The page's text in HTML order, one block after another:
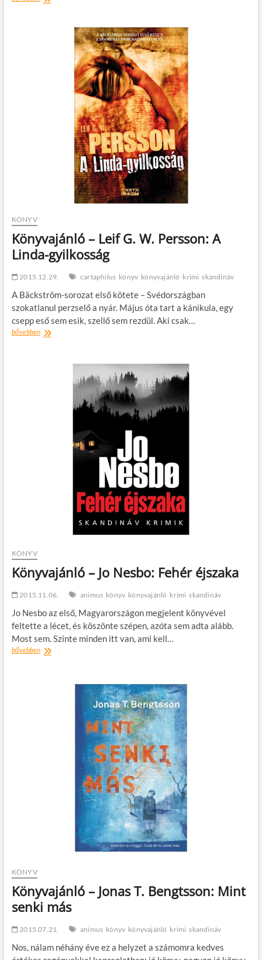
KÖNYV
Könyvajánló – Leif G. W. Persson: A
Linda-gyilkosság
2015.12.29. cartaphilus könyv könyvajánló krimi skandináv
A Bäckström-sorozat első kötete – Svédországban
szokatlanul perzselő a nyár. Május óta tart a kánikula, egy
csepp eső sem esik, szellő sem rezdül. Aki csak…
bővebbenKönyvajánló
KÖNYV
Könyvajánló – Jo Nesbo: Fehér éjszaka
2015.11.06. animus könyv könyvajánló krimi skandináv
Jo Nesbo az első, Magyarországon megjelent könyvével
feltette a lécet, és köszönte szépen, azóta sem adta alább.
Most sem. Szinte minden itt van, ami kell…
bővebbenKönyvajánló
KÖNYV
Könyvajánló – Jonas T. Bengtsson: Mint
senki más
2015.07.21. animus könyv könyvajánló krimi skandináv
Nos, nálam néhány éve ez a helyzet a számomra kedves